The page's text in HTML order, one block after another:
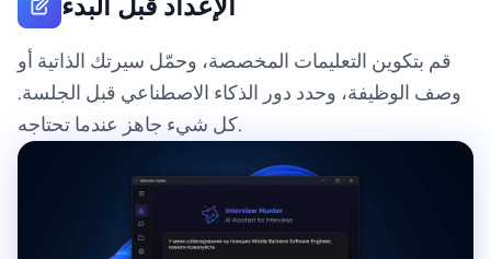
قم بتكوين التعليمات المخصصة، وحمّل سيرتك الذاتية أو
وصف الوظيفة، وحدد دور الذكاء الاصطناعي قبل الجلسة.
كل شيء جاهز عندما تحتاجه.